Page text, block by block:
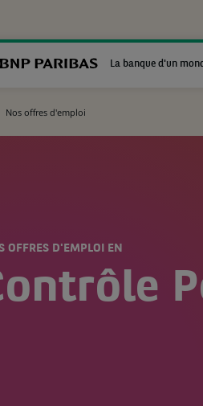
La banque d'un
Nos offres d'emploi
OFFRES D'EMPLOI EN